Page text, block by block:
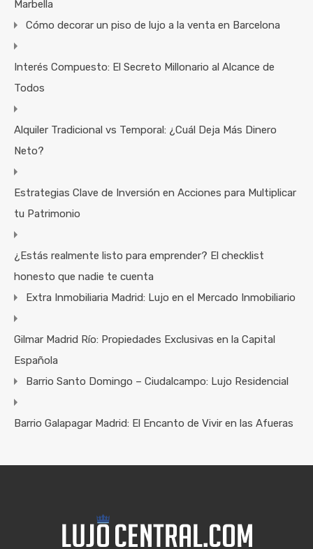
Marbella
Cómo decorar un piso de lujo a la venta en Barcelona
Interés Compuesto: El Secreto Millonario al Alcance de
Todos
Alquiler Tradicional vs Temporal: ¿Cuál Deja Más Dinero
Neto?
Estrategias Clave de Inversión en Acciones para Multiplicar
tu Patrimonio
¿Estás realmente listo para emprender? El checklist
honesto que nadie te cuenta
Extra Inmobiliaria Madrid: Lujo en el Mercado Inmobiliario
Gilmar Madrid Río: Propiedades Exclusivas en la Capital
Española
Barrio Santo Domingo – Ciudalcampo: Lujo Residencial
Barrio Galapagar Madrid: El Encanto de Vivir en las Afueras